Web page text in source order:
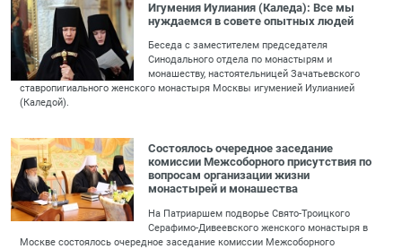
Игумения Иулиания (Каледа): Все мы
нуждаемся в совете опытных людей
Беседа с заместителем председателя
Синодального отдела по монастырям и
монашеству, настоятельницей Зачатьевского
ставропигиального женского монастыря Москвы игуменией Иулианией
(Каледой).
Состоялось очередное заседание
комиссии Межсоборного присутствия по
вопросам организации жизни
монастырей и монашества
На Патриаршем подворье Свято-Троицкого
Серафимо-Дивеевского женского монастыря в
Москве состоялось очередное заседание комиссии Межсоборного